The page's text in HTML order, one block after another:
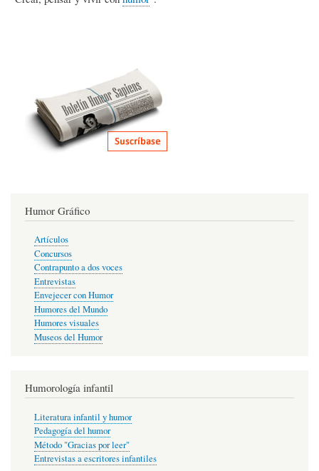
Humor Gráfico
Artículos
Concursos
Contrapunto a dos voces
Entrevistas
Envejecer con Humor
Humores del Mundo
Humores visuales
Museos del Humor
Humorología infantil
Literatura infantil y humor
Pedagogía del humor
Método "Gracias por leer"
Entrevistas a escritores infantiles